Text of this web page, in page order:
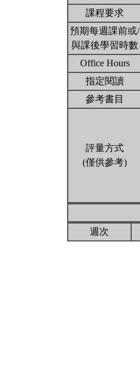
課程要求
預期每週課前或/
與課後學習時數
Office Hours
指定閱讀
參考書目
評量方式
(僅供參考)
週次